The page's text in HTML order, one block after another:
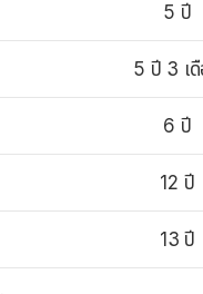
5 ปี
5 ปี 3 เ
6 ปี
12 ปี
13 ปี